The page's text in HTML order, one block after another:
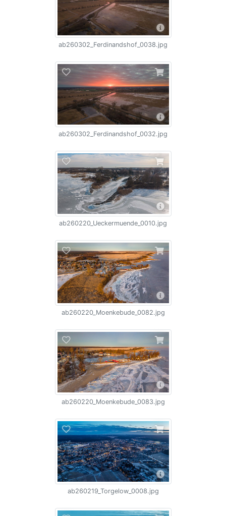
ab260302_Ferdinandshof_0038.jpg
ab260302_Ferdinandshof_0032.jpg
ab260220_Ueckermuende_0010.jpg
ab260220_Moenkebude_0082.jpg
ab260220_Moenkebude_0083.jpg
ab260219_Torgelow_0008.jpg